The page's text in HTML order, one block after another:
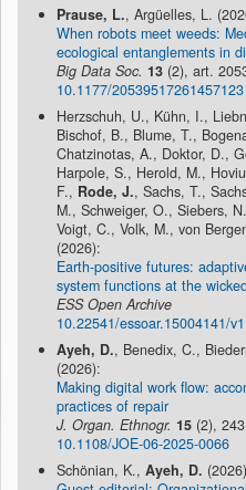
Prause, L., Argüelles, L.
When robots meet weeds:
ecological entanglements in
Big Data Soc. 13 (2), art.
10.1177/20539517261457123
Herzschuh, U., Kühn, I.,
Bischof, B., Blume, T.,
Chatzinotas, A., Doktor, D.,
Harpole, S., Herold, M.,
F., Rode, J., Sachs, T.,
M., Schweiger, O., Siebers,
Voigt, C., Volk, M., von
(2026):
Earth-positive futures:
system functions at the
ESS Open Archive
10.22541/essoar.15004141/v1
Ayeh, D., Benedix, C.,
(2026):
Making digital work flow:
practices of repair
J. Organ. Ethnogr. 15 (2),
10.1108/JOE-06-2025-0066
Schönian, K., Ayeh, D.